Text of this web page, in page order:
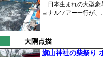
日本生まれの大型豪
ョナルツアー一行が
大隅点描
旗山神社の柴祭り